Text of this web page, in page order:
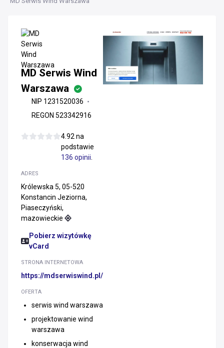
MD Serwis Wind
Warszawa
NIP 1231520036
REGON 523342916
4.92 na
podstawie
136 opinii
ADRES
Królewska 5, 05-520
Konstancin Jeziorna,
Piaseczyński,
mazowieckie
Pobierz wizytówkę
vCard
STRONA INTERNETOWA
https://mdserwiswind.pl/
OFERTA
serwis wind warszawa
projektowanie wind
warszawa
konserwacja wind